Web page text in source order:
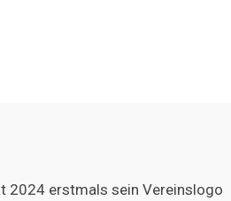
2024 erstmals sein Vereinslogo